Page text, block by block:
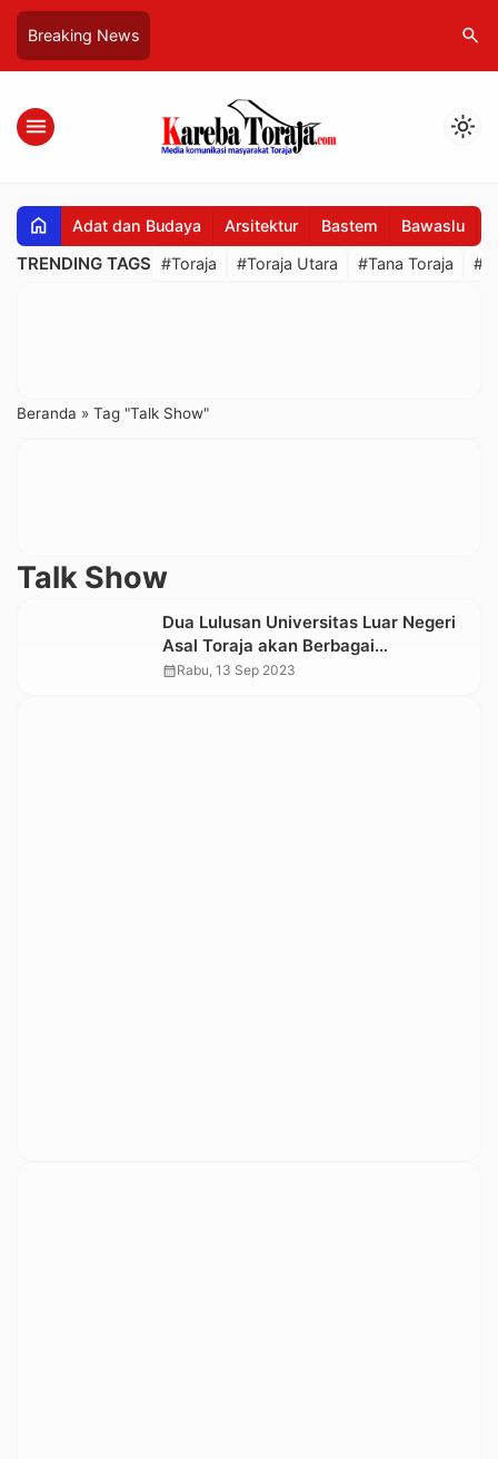
Breaking News search
menu light_mode
home Adat dan Budaya Arsitektur Bastem Bawaslu
TRENDING TAGS #Toraja #Toraja Utara #Tana Toraja
Beranda » Tag "Talk Show"
Talk Show
Dua Lulusan Universitas Luar Negeri
Asal Toraja akan Berbagai
Pengalaman di Expo UKI Toraja,
calendar_monthRabu, 13 Sep 2023